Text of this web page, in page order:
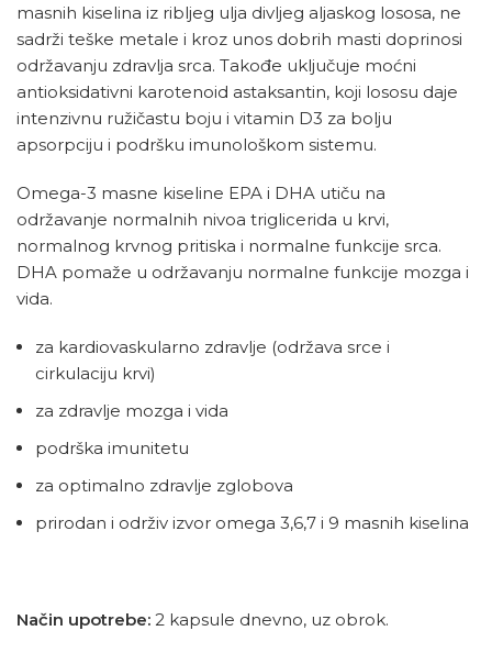
masnih kiselina iz ribljeg ulja divljeg aljaskog lososa, ne
sadrži teške metale i kroz unos dobrih masti doprinosi
održavanju zdravlja srca. Takođe uključuje moćni
antioksidativni karotenoid astaksantin, koji lososu daje
intenzivnu ružičastu boju i vitamin D3 za bolju
apsorpciju i podršku imunološkom sistemu.
Omega-3 masne kiseline EPA i DHA utiču na
održavanje normalnih nivoa triglicerida u krvi,
normalnog krvnog pritiska i normalne funkcije srca.
DHA pomaže u održavanju normalne funkcije mozga i
vida.
za kardiovaskularno zdravlje (održava srce i
cirkulaciju krvi)
za zdravlje mozga i vida
podrška imunitetu
za optimalno zdravlje zglobova
prirodan i održiv izvor omega 3,6,7 i 9 masnih kiselina
Način upotrebe: 2 kapsule dnevno, uz obrok.